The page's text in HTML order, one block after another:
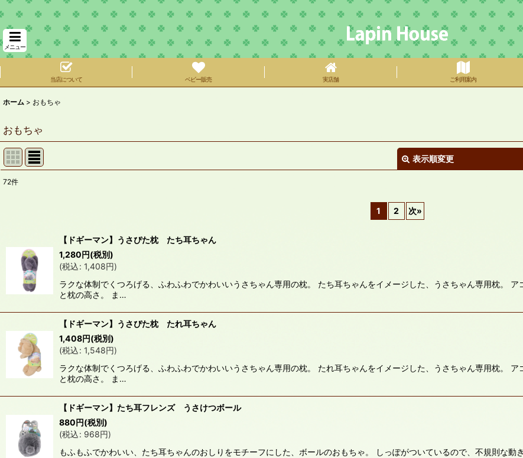
メニュー
当店について ベビー販売 実店舗 ご利用案内
ホーム > おもちゃ
おもちゃ
表示順変更
在庫あり
並び順
絞り込む
72件
1 2 次»
【ドギーマン】うさぴた枕 たち耳ちゃん
1,280円(税別)
(税込: 1,408円)
ラクな体制でくつろげる、ふわふわでかわいいうさちゃん専用の枕。 たち耳ちゃんをイメージした、うさちゃん専用枕。
と枕の高さ。 ま…
【ドギーマン】うさぴた枕 たれ耳ちゃん
1,408円(税別)
(税込: 1,548円)
ラクな体制でくつろげる、ふわふわでかわいいうさちゃん専用の枕。 たれ耳ちゃんをイメージした、うさちゃん専用枕。
と枕の高さ。 ま…
【ドギーマン】たち耳フレンズ うさけつボール
880円(税別)
(税込: 968円)
もふもふでかわいい、たち耳ちゃんのおしりをモチーフにした、ボールのおもちゃ。 しっぽがついているので、不規則な